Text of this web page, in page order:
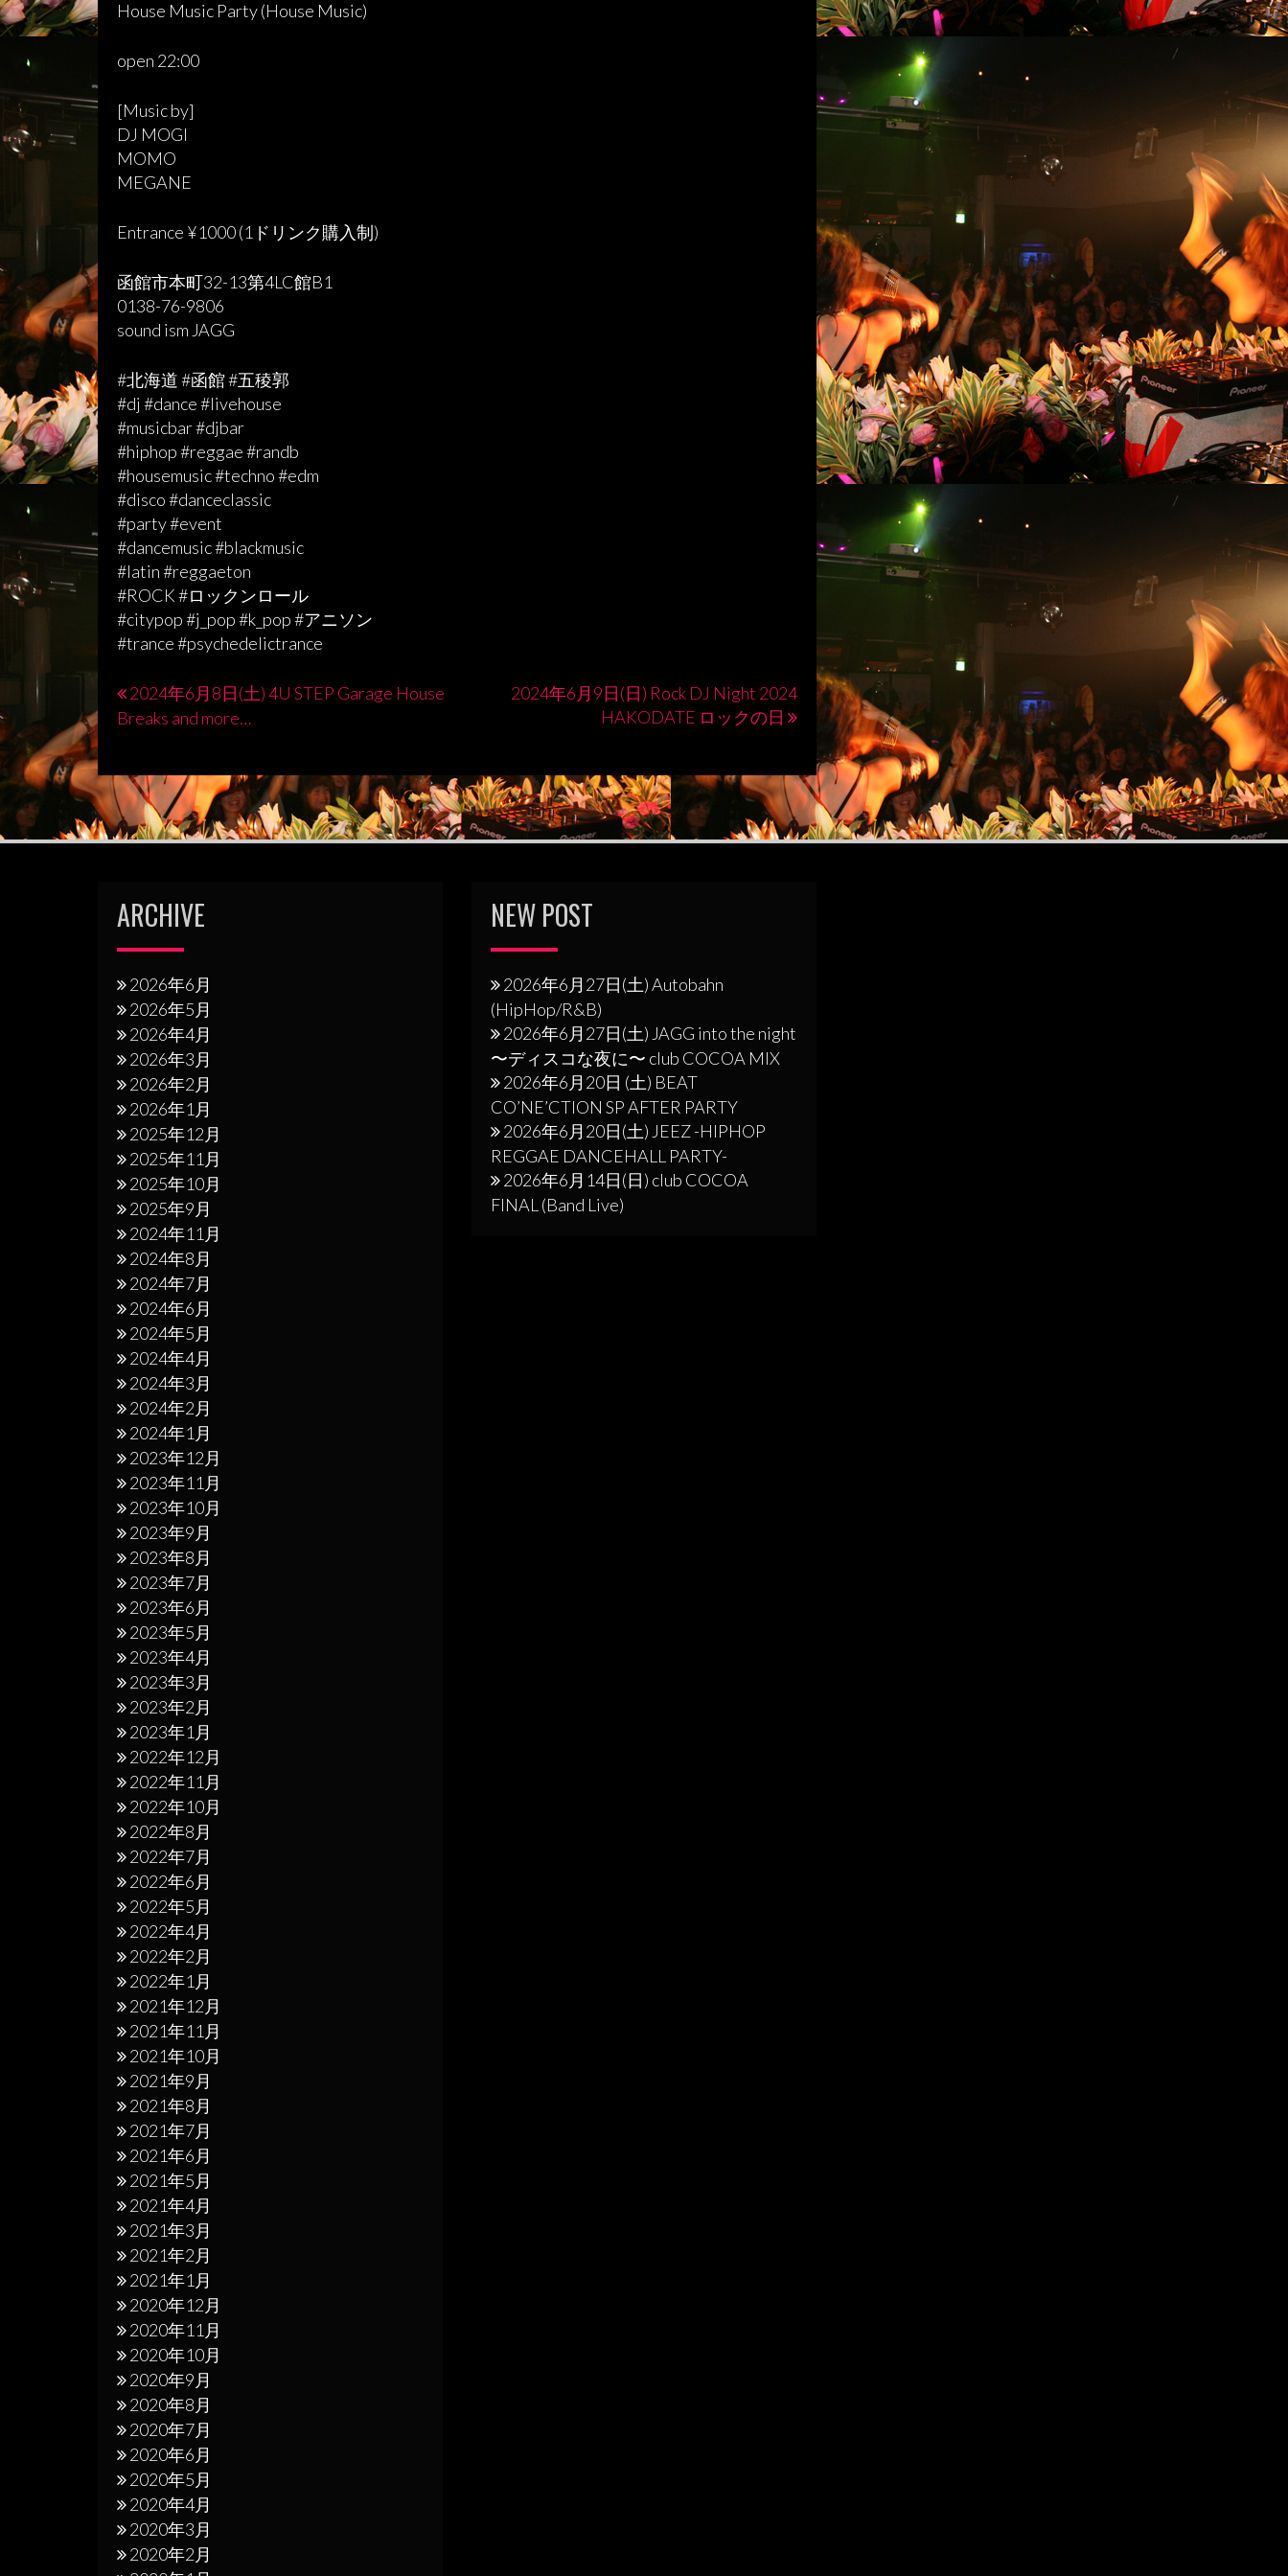
House Music Party (House Music)
open 22:00
[Music by]
DJ MOGI
MOMO
MEGANE
Entrance ¥1000 (1ドリンク購入制)
函館市本町32-13第4LC館B1
0138-76-9806
sound ism JAGG
#北海道 #函館 #五稜郭
#dj #dance #livehouse
#musicbar #djbar
#hiphop #reggae #randb
#housemusic #techno #edm
#disco #danceclassic
#party #event
#dancemusic #blackmusic
#latin #reggaeton
#ROCK #ロックンロール
#citypop #j_pop #k_pop #アニソン
#trance #psychedelictrance
投
ナ
ビ
ゲ
シ
ョ
2024年6月8日(土) 4U STEP Garage House
Breaks and more…
2024年6月9日(日) Rock DJ Night 2024
HAKODATE ロックの日
ARCHIVE
2026年6月
2026年5月
2026年4月
2026年3月
2026年2月
2026年1月
2025年12月
2025年11月
2025年10月
2025年9月
2024年11月
2024年8月
2024年7月
2024年6月
2024年5月
2024年4月
2024年3月
2024年2月
2024年1月
2023年12月
2023年11月
2023年10月
2023年9月
2023年8月
2023年7月
2023年6月
2023年5月
2023年4月
2023年3月
2023年2月
2023年1月
2022年12月
2022年11月
2022年10月
2022年8月
2022年7月
2022年6月
2022年5月
2022年4月
2022年2月
2022年1月
2021年12月
2021年11月
2021年10月
2021年9月
2021年8月
2021年7月
2021年6月
2021年5月
2021年4月
2021年3月
2021年2月
2021年1月
2020年12月
2020年11月
2020年10月
2020年9月
2020年8月
2020年7月
2020年6月
2020年5月
2020年4月
2020年3月
2020年2月
NEW POST
2026年6月27日(土) Autobahn
(HipHop/R&B)
2026年6月27日(土) JAGG into the night
〜ディスコな夜に〜 club COCOA MIX
2026年6月20日 (土) BEAT
CO’NE’CTION SP AFTER PARTY
2026年6月20日(土) JEEZ -HIPHOP
REGGAE DANCEHALL PARTY-
2026年6月14日(日) club COCOA
FINAL (Band Live)